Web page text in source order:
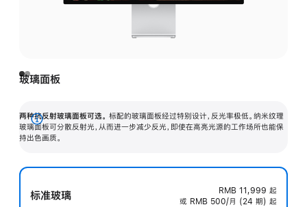
玻璃面板
两种抗反射玻璃面板可选。 标配的玻璃面板经过特别设计，反光率极低。纳米纹理
玻璃面板可分散反射光，从而进一步减少反光，即使在高亮光源的工作场所也能保
持出色画质。
展
开
标准玻璃 RMB 11,999 起
或 RMB 500/月 (24 期) 起